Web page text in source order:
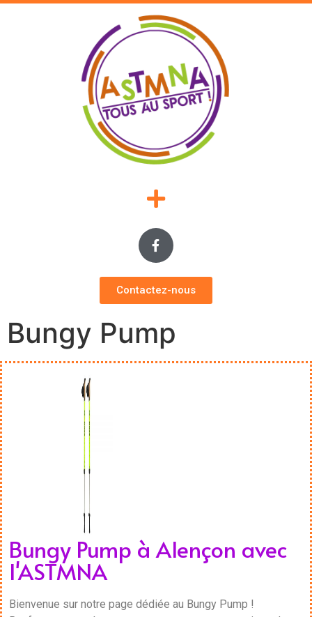
Contactez-nous
Bungy Pump
Bungy Pump à Alençon avec
l'ASTMNA
Bienvenue sur notre page dédiée au Bungy Pump !